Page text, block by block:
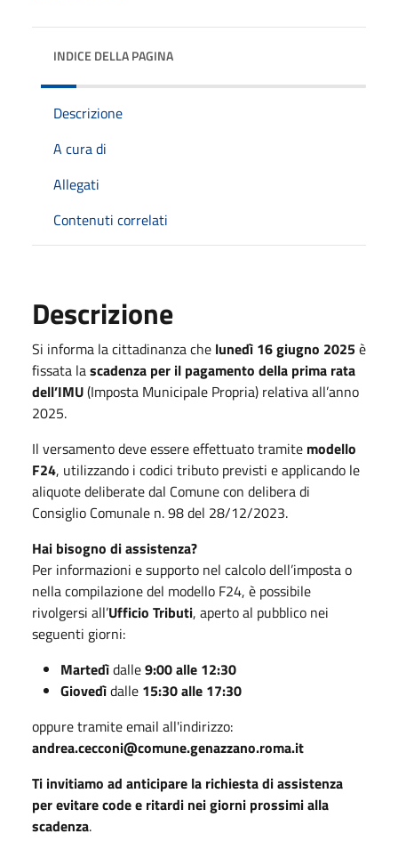
INDICE DELLA PAGINA
Descrizione
A cura di
Allegati
Contenuti correlati
Descrizione
Si informa la cittadinanza che lunedì 16 giugno 2025è
fissata lascadenza per il pagamento della prima rata
dell’IMU(Imposta Municipale Propria) relativa all’anno
2025.
Il versamento deve essere effettuato tramite modello
F24, utilizzando i codici tributo previsti e applicando le
aliquote deliberate dal Comune con delibera di
Consiglio Comunale n. 98 del 28/12/2023.
Hai bisogno di assistenza?
Per informazioni e supporto nel calcolo dell’imposta o
nella compilazione del modello F24, è possibile
rivolgersi all’Ufficio Tributi, aperto al pubblico nei
seguenti giorni:
Martedìdalle9:00 alle 12:30
Giovedìdalle 15:30 alle 17:30
oppure tramite email all'indirizzo:
andrea.cecconi@comune.genazzano.roma.it
Ti invitiamo ad anticipare la richiesta di assistenza
per evitare code e ritardi nei giorni prossimi alla
scadenza.